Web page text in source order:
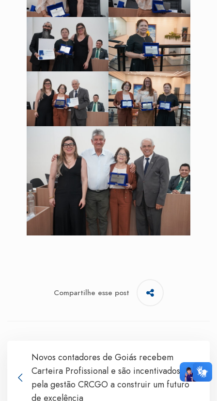
Compartilhe esse post
Novos contadores de Goiás recebem
Carteira Profissional e são incentivados
pela gestão CRCGO a construir um futuro
de excelência